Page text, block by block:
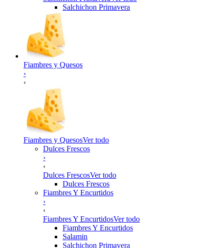
Salchichon Primavera
Fiambres y Quesos
›
‹
Fiambres y QuesosVer todo
Dulces Frescos
›
‹
Dulces FrescosVer todo
Dulces Frescos
Fiambres Y Encurtidos
›
‹
Fiambres Y EncurtidosVer todo
Fiambres Y Encurtidos
Salamin
Salchichon Primavera